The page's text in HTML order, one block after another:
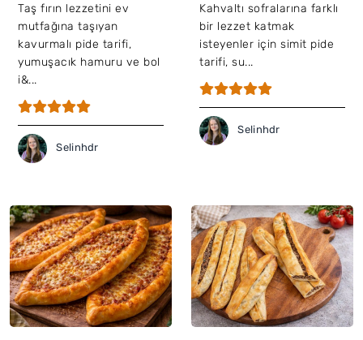
Taş fırın lezzetini ev
mutfağına taşıyan
kavurmalı pide tarifi,
yumuşacık hamuru ve bol
i&...
Selinhdr
Kahvaltı sofralarına farklı
bir lezzet katmak
isteyenler için simit pide
tarifi, su...
Selinhdr